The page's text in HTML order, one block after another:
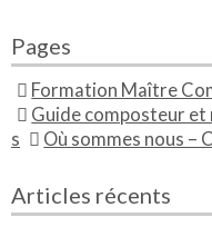
Pages
Formation Maître
Guide composteur
s
Où sommes nous –
Articles récents